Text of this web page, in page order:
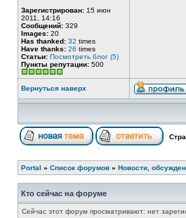
Зарегистрирован: 15 июн
2011, 14:16
Сообщений: 329
Images: 20
Has thanked: 32 times
Have thanks: 26 times
Статьи: Посмотреть блог (5)
Пункты репутации: 500
Вернуться наверх
Portal » Список форумов » Новости,
Кто сейчас на форуме
Сейчас этот форум просматривают: нет